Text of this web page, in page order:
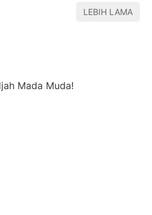
LEBIH LAMA
Mada Muda!